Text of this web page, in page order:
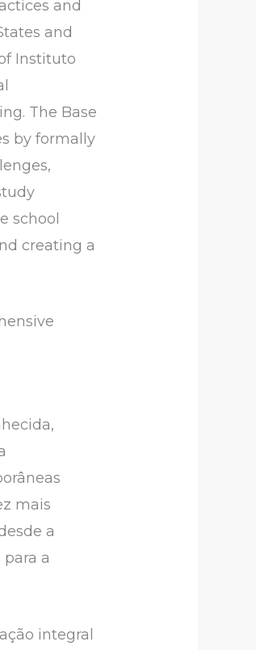
and
and
Instituto
The Base
by formally
school
creating a
mais
a
a
integral